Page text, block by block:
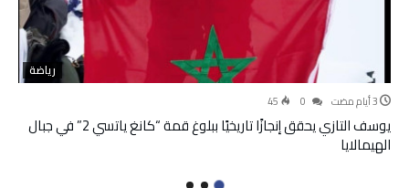
رياضة
45
يوسف التازي يحقق إنجازًا تاريخيًا ببلوغ قمة “كانغ ياتسي 2” في جبال
الهيمالايا